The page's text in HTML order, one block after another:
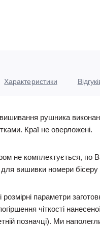
Характеристики
рушника
Краї не оверложені.
не комплектується, по
для вишивки номери
параметри
чіткості
позначці). Ми